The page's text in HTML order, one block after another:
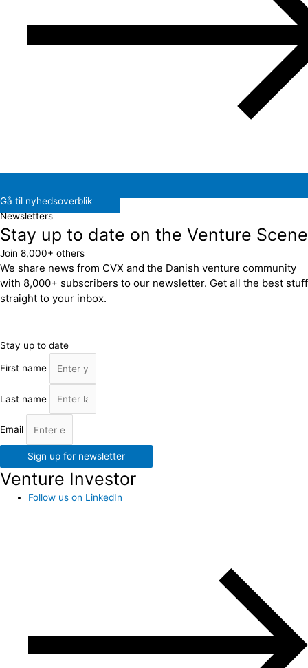
Gå til nyhedsoverblik
Newsletters
Stay up to date on the Venture Scene
Join 8,000+ others
We share news from CVX and the Danish venture community
with 8,000+ subscribers to our newsletter. Get all the best stuff
straight to your inbox.
Stay up to date
First name
Last name
Email
Sign up for newsletter
Venture Investor
Follow us on LinkedIn